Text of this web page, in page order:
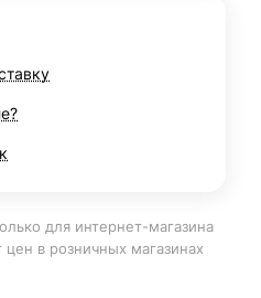
для интернет-магазина
цен в розничных магазинах